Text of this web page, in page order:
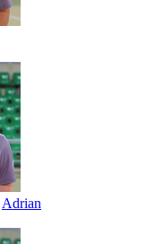
Adrian